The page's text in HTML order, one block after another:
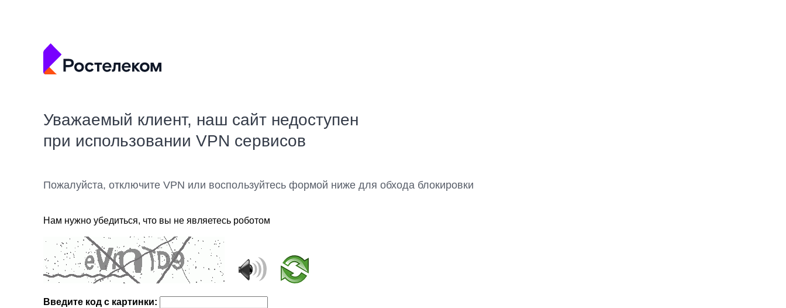
Уважаемый клиент, наш сайт недоступен
при использовании VPN сервисов
Пожалуйста, отключите VPN или воспользуйтесь формой ниже для обхода блокировки
Нам нужно убедиться, что вы не являетесь роботом
Введите код с картинки: